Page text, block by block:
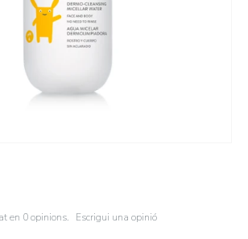
en 0 opinions. Escrigui una opinió